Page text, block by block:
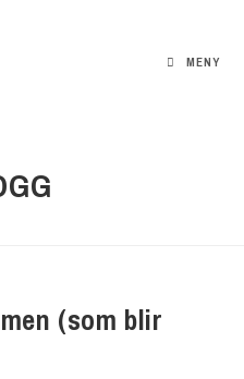
MENY
(som blir